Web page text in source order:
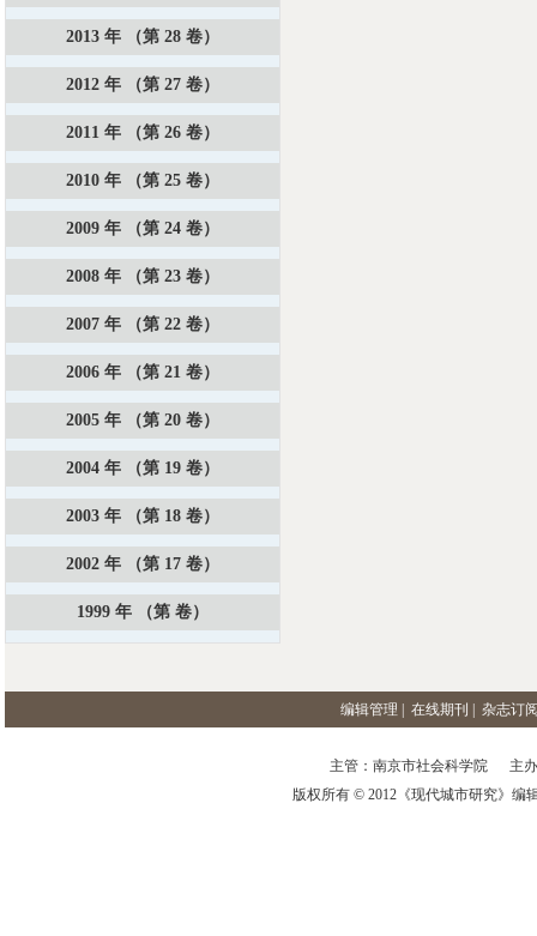
2013 年 （第 28 卷）
2012 年 （第 27 卷）
2011 年 （第 26 卷）
2010 年 （第 25 卷）
2009 年 （第 24 卷）
2008 年 （第 23 卷）
2007 年 （第 22 卷）
2006 年 （第 21 卷）
2005 年 （第 20 卷）
2004 年 （第 19 卷）
2003 年 （第 18 卷）
2002 年 （第 17 卷）
1999 年 （第 卷）
编辑管理 在线期刊 杂志订
主管：南京市社会科学院 主
版权所有 © 2012《现代城市研究》编